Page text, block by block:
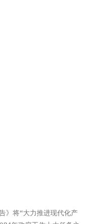
》将“大力推进现代化产